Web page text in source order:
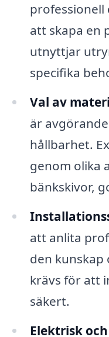
professionell
att skapa en
utnyttjar
specifika
Val av
är
hållbarhet.
genom olika
bänkskivor,
att anlita
den kunskap
krävs för att
säkert.
Elektrisk